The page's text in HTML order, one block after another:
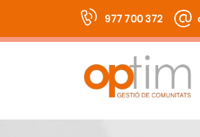
977 700 372